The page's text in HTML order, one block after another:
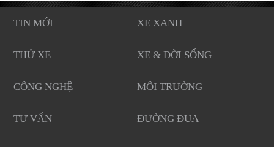
TIN MỚI XE XANH
THỬ XE XE & ĐỜI SỐNG
CÔNG NGHỆ MÔI TRƯỜNG
TƯ VẤN ĐƯỜNG ĐUA